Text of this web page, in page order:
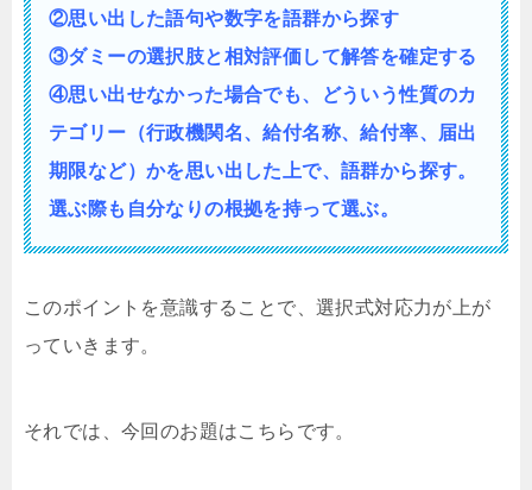
②思い出した語句や数字を語群から探す
③ダミーの選択肢と相対評価して解答を確定する
④思い出せなかった場合でも、どういう性質のカ
テゴリー（行政機関名、給付名称、給付率、届出
期限など）かを思い出した上で、語群から探す。
選ぶ際も自分なりの根拠を持って選ぶ。
このポイントを意識することで、選択式対応力が上が
っていきます。
それでは、今回のお題はこちらです。